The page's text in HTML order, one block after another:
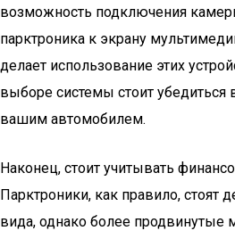
возможность подключения
парктроника к экрану
делает использование этих
выборе системы стоит убедиться
вашим автомобилем.
Наконец, стоит учитывать
Парктроники, как правило, стоят
вида, однако более продвинутые